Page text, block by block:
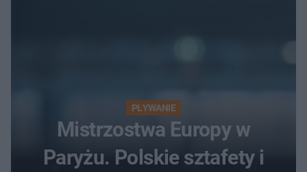
PŁYWANIE
Mistrzostwa Europy w
Paryżu. Polskie sztafety i